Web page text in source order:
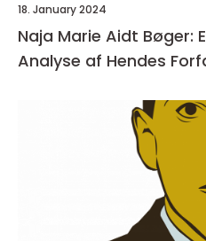
18. January 2024
Naja Marie Aidt Bøger:
Analyse af Hendes